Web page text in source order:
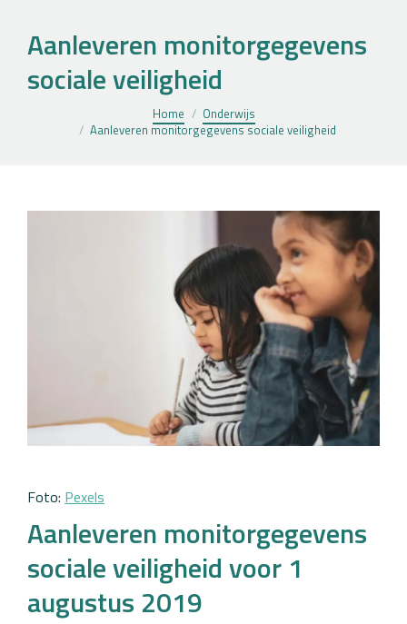
Aanleveren monitorgegevens
sociale veiligheid
Home
Onderwijs
Aanleveren monitorgegevens sociale veiligheid
Foto: Pexels
Aanleveren monitorgegevens
sociale veiligheid voor 1
augustus 2019